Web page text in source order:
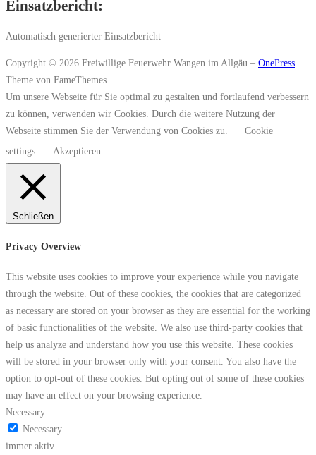
Einsatzbericht:
Automatisch generierter Einsatzbericht
Copyright © 2026 Freiwillige Feuerwehr Wangen im Allgäu – OnePress
Theme von FameThemes
Um unsere Webseite für Sie optimal zu gestalten und fortlaufend verbessern
zu können, verwenden wir Cookies. Durch die weitere Nutzung der
Webseite stimmen Sie der Verwendung von Cookies zu.
Cookie
settings
Akzeptieren
Schließen
Privacy Overview
This website uses cookies to improve your experience while you navigate
through the website. Out of these cookies, the cookies that are categorized
as necessary are stored on your browser as they are essential for the working
of basic functionalities of the website. We also use third-party cookies that
help us analyze and understand how you use this website. These cookies
will be stored in your browser only with your consent. You also have the
option to opt-out of these cookies. But opting out of some of these cookies
may have an effect on your browsing experience.
Necessary
Necessary
immer aktiv